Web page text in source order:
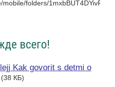
folders/
всего!
Kak govorit s detmi o
(38 КБ)